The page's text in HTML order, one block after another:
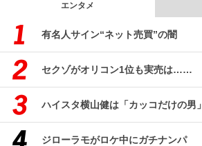
エンタメ
有名人サイン“ネット売買”の闇
セクゾがオリコン1位も実売は……
ハイスタ横山健は「カッコだけの男」
ジローラモがロケ中にガチナンパ